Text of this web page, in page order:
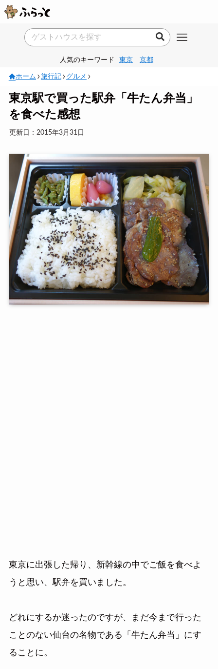
人気のキーワード 東京 京都
ホーム 旅行記 グルメ
東京駅で買った駅弁「牛たん弁当」
を食べた感想
更新日：2015年3月31日
東京に出張した帰り、新幹線の中でご飯を食べよ
うと思い、駅弁を買いました。
どれにするか迷ったのですが、まだ今まで行った
ことのない仙台の名物である「牛たん弁当」にす
ることに。